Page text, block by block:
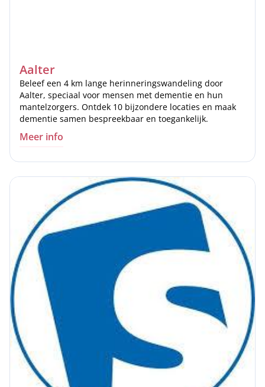
Aalter
Beleef een 4 km lange herinneringswandeling door
Aalter, speciaal voor mensen met dementie en hun
mantelzorgers. Ontdek 10 bijzondere locaties en maak
dementie samen bespreekbaar en toegankelijk.
Meer info